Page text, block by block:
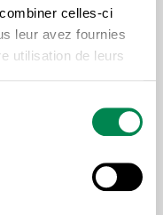
celles-ci
leur avez fournies
utilisation de leurs
une grille
au travail
membres lors de
travail perdues